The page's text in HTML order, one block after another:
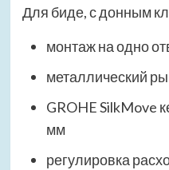
Для биде, с донным
монтаж на одно
металлический
GROHE SilkMove
мм
регулировка